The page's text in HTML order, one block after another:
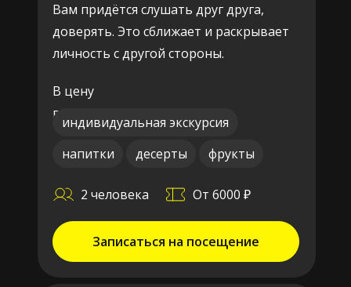
Записаться на посещение
Вам придётся слушать друг друга,
доверять. Это сближает и раскрывает
личность с другой стороны.
В цену
включено:
2 человека От 6000 ₽
индивидуальная экскурсия
напитки
десерты фрукты